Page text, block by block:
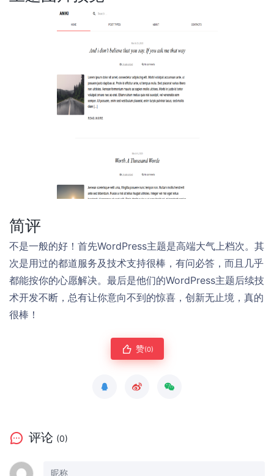
简评
不是一般的好！首先WordPress主题是高端大气上档次。其
次是用过的都道服务及技术支持很棒，有问必答，而且几乎
都能按你的心愿解决。最后是他们的WordPress主题后续技
术开发不断，总有让你意向不到的惊喜，创新无止境，真的
很棒！
赞(0)
评论 (0)